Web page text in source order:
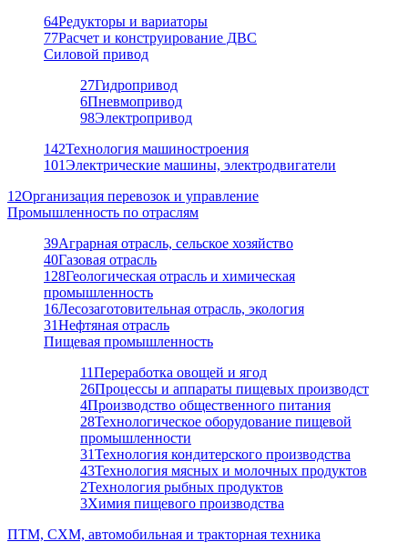
64Редукторы и вариаторы
77Расчет и конструирование ДВС
Силовой привод
27Гидропривод
6Пневмопривод
98Электропривод
142Технология машиностроения
101Электрические машины, электродвигатели
12Организация перевозок и управление
Промышленность по отраслям
39Аграрная отрасль, сельское хозяйство
40Газовая отрасль
128Геологическая отрасль и химическая
промышленность
16Лесозаготовительная отрасль, экология
31Нефтяная отрасль
Пищевая промышленность
11Переработка овощей и ягод
26Процессы и аппараты пищевых производст
4Производство общественного питания
28Технологическое оборудование пищевой
промышленности
31Технология кондитерского производства
43Технология мясных и молочных продуктов
2Технология рыбных продуктов
3Химия пищевого производства
ПТМ, СХМ, автомобильная и тракторная техника